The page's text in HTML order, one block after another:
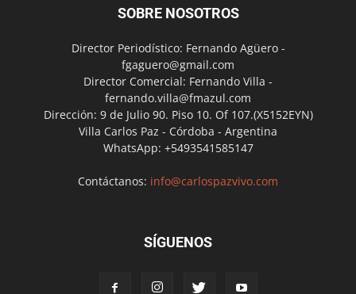
SOBRE NOSOTROS
Director Periodístico: Fernando Agüero -
fgaguero@gmail.com
Director Comercial: Fernando Villa -
fernando.villa@fmazul.com
Dirección: 9 de Julio 90. Piso 10. Of 107.(X5152EYN)
Villa Carlos Paz - Córdoba - Argentina
WhatsApp: +5493541585147
Contáctanos: info@carlospazvivo.com
SÍGUENOS